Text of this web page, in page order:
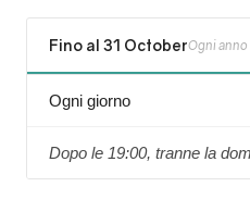
Fino al 31 OctoberOgni anno
Ogni giorno
Dopo le 19:00, tranne la